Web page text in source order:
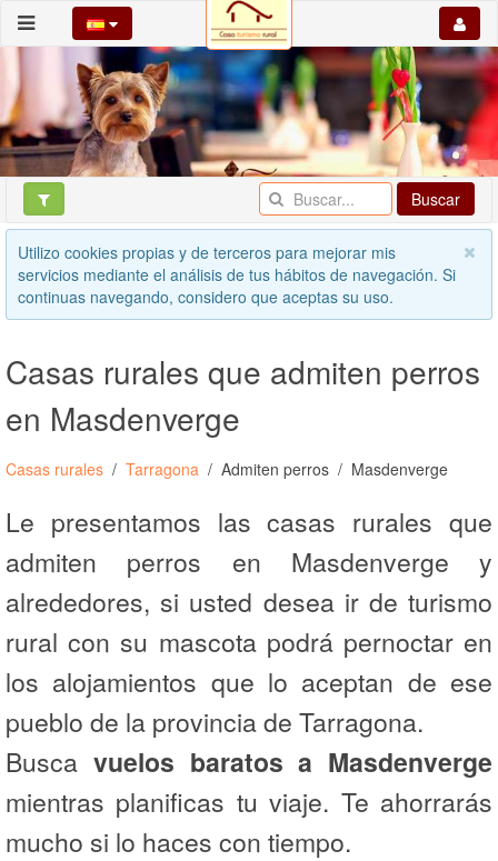
Buscar
Utilizo cookies propias y de terceros para mejorar mis
servicios mediante el análisis de tus hábitos de navegación. Si
continuas navegando, considero que aceptas su uso.
Casas rurales que admiten perros
en Masdenverge
Casas rurales Tarragona Admiten perros Masdenverge
Le presentamos las casas rurales que
admiten perros en Masdenverge y
alrededores, si usted desea ir de turismo
rural con su mascota podrá pernoctar en
los alojamientos que lo aceptan de ese
pueblo de la provincia de Tarragona.
Busca vuelos baratos a Masdenverge
mientras planificas tu viaje. Te ahorrarás
mucho si lo haces con tiempo.